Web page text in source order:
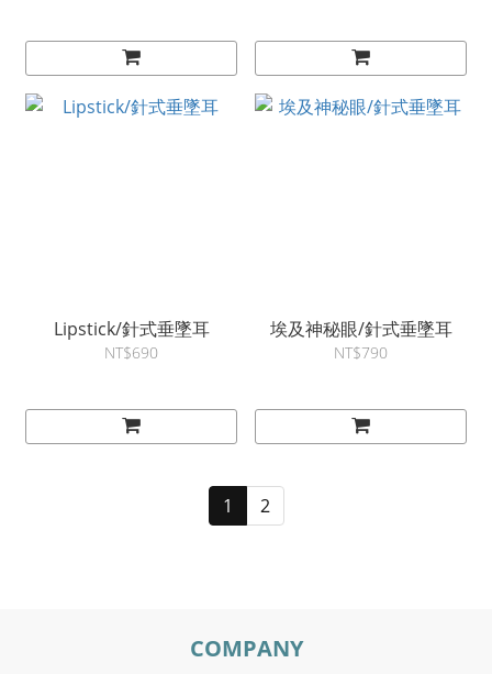
Lipstick/針式垂墜耳
NT$690
埃及神秘眼/針式垂墜耳
NT$790
1 2
COMPANY